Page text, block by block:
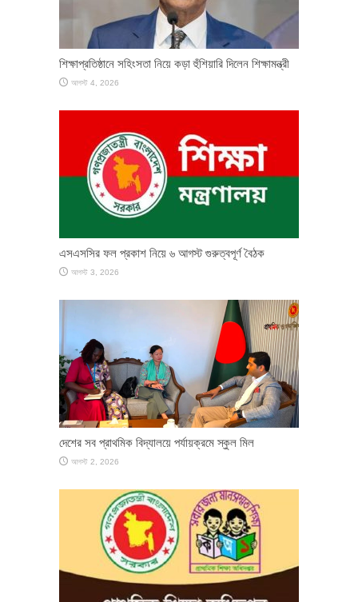
শিক্ষাপ্রতিষ্ঠানে সহিংসতা নিয়ে কড়া হুঁশিয়ারি দিলেন শিক্ষামন্ত্রী
আগস্ট 4, 2026
এসএসসির ফল প্রকাশ নিয়ে ৬ আগস্ট গুরুত্বপূর্ণ বৈঠক
আগস্ট 3, 2026
দেশের সব প্রাথমিক বিদ্যালয়ে পর্যায়ক্রমে স্কুল মিল
আগস্ট 2, 2026